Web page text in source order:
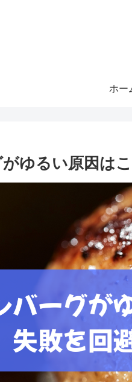
ホー
ゆるい原因は